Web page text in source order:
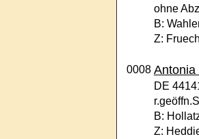
ohne
B:
Z:
0008 Antonia
DE
B:
Z: